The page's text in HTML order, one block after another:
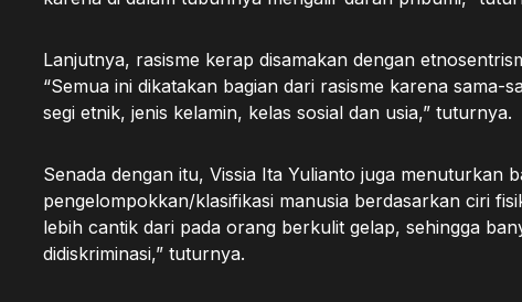
Lanjutnya, rasisme kerap disamakan dengan
“Semua ini dikatakan bagian dari rasisme karena sama-
segi etnik, jenis kelamin, kelas sosial dan usia,” tuturnya.
Senada dengan itu, Vissia Ita Yulianto juga menuturkan
pengelompokkan/klasifikasi manusia berdasarkan ciri
lebih cantik dari pada orang berkulit gelap, sehingga
didiskriminasi,” tuturnya.